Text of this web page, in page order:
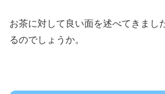
お茶に対して良い面を述べてきまし
るのでしょうか。